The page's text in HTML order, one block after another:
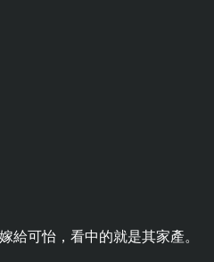
給可怡，看中的就是其家產。